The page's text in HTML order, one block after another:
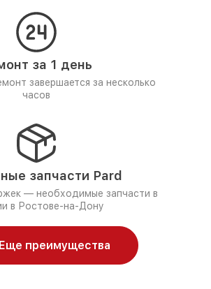
за 1 день
завершается за несколько
часов
запчасти Pard
— необходимые запчасти в
в Ростове-на-Дону
Еще преимущества